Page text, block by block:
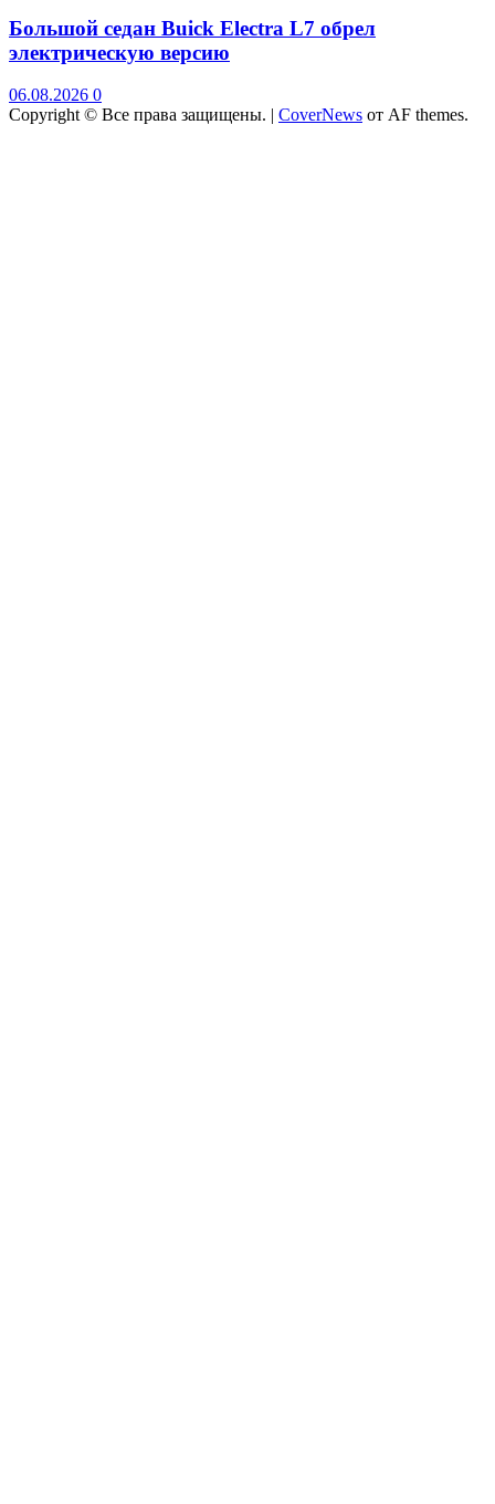
Большой седан Buick Electra L7 обрел
электрическую версию
06.08.2026 0
Copyright © Все права защищены. | CoverNews от AF themes.